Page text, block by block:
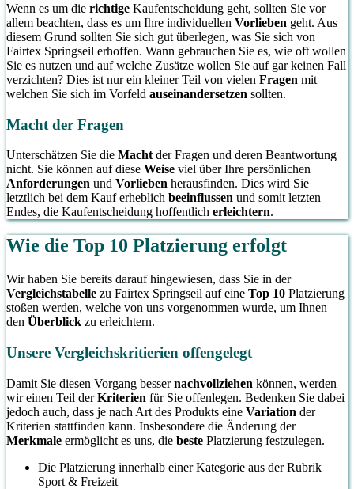
Wenn es um die richtige Kaufentscheidung geht, sollten Sie vor
allem beachten, dass es um Ihre individuellen Vorlieben geht. Aus
diesem Grund sollten Sie sich gut überlegen, was Sie sich von
Fairtex Springseil erhoffen. Wann gebrauchen Sie es, wie oft wollen
Sie es nutzen und auf welche Zusätze wollen Sie auf gar keinen Fall
verzichten? Dies ist nur ein kleiner Teil von vielen Fragen mit
welchen Sie sich im Vorfeld auseinandersetzen sollten.
Macht der Fragen
Unterschätzen Sie die Macht der Fragen und deren Beantwortung
nicht. Sie können auf diese Weise viel über Ihre persönlichen
Anforderungen und Vorlieben herausfinden. Dies wird Sie
letztlich bei dem Kauf erheblich beeinflussen und somit letzten
Endes, die Kaufentscheidung hoffentlich erleichtern.
Wie die Top 10 Platzierung erfolgt
Wir haben Sie bereits darauf hingewiesen, dass Sie in der
Vergleichstabelle zu Fairtex Springseil auf eine Top 10 Platzierung
stoßen werden, welche von uns vorgenommen wurde, um Ihnen
den Überblick zu erleichtern.
Unsere Vergleichskritierien offengelegt
Damit Sie diesen Vorgang bessernachvollziehen können, werden
wir einen Teil derKriterien für Sie offenlegen. Bedenken Sie dabei
jedoch auch, dass je nach Art des Produkts eine Variation der
Kriterien stattfinden kann. Insbesondere die Änderung der
Merkmale ermöglicht es uns, die beste Platzierung festzulegen.
Die Platzierung innerhalb einer Kategorie aus der Rubrik
Sport & Freizeit